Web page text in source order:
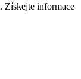
Získejte informace